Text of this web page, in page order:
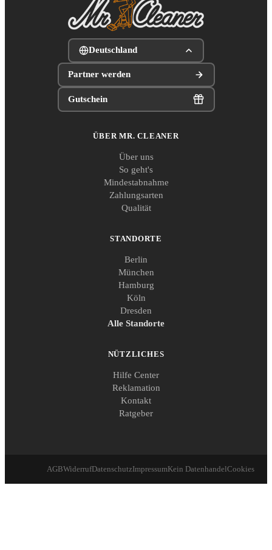
Deutschland
Partner werden
Gutschein
ÜBER MR. CLEANER
Über uns
So geht's
Mindestabnahme
Zahlungsarten
Qualität
STANDORTE
Berlin
München
Hamburg
Köln
Dresden
Alle Standorte
NÜTZLICHES
Hilfe Center
Reklamation
Kontakt
Ratgeber
AGBWiderrufDatenschutzImpressumKein DatenhandelCookies